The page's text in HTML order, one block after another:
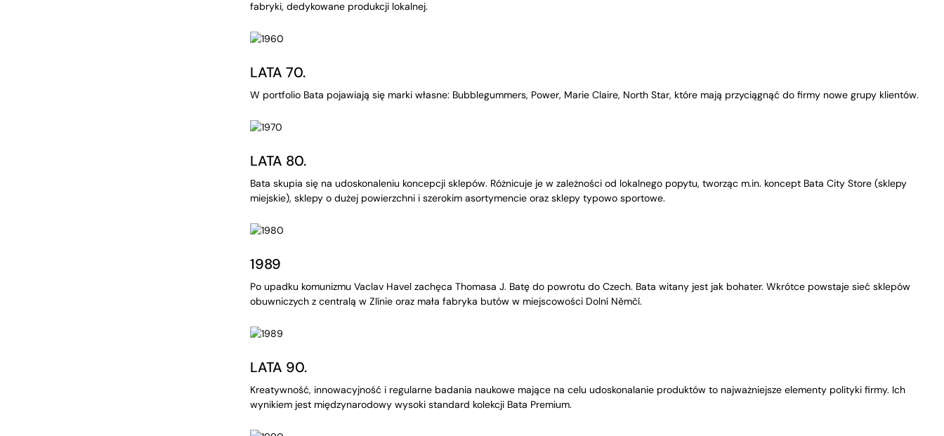
fabryki, dedykowane produkcji lokalnej.
LATA 70.
W portfolio Bata pojawiają się marki własne: Bubblegummers, Power, Marie Claire, North Star, które mają przyciągnąć do firmy nowe grupy klientów.
LATA 80.
Bata skupia się na udoskonaleniu koncepcji sklepów. Różnicuje je w zależności od lokalnego popytu, tworząc m.in. koncept Bata City Store (sklepy
miejskie), sklepy o dużej powierzchni i szerokim asortymencie oraz sklepy typowo sportowe.
1989
Po upadku komunizmu Vaclav Havel zachęca Thomasa J. Batę do powrotu do Czech. Bata witany jest jak bohater. Wkrótce powstaje sieć sklepów
obuwniczych z centralą w Zlínie oraz mała fabryka butów w miejscowości Dolní Němčí.
LATA 90.
Kreatywność, innowacyjność i regularne badania naukowe mające na celu udoskonalanie produktów to najważniejsze elementy polityki firmy. Ich
wynikiem jest międzynarodowy wysoki standard kolekcji Bata Premium.